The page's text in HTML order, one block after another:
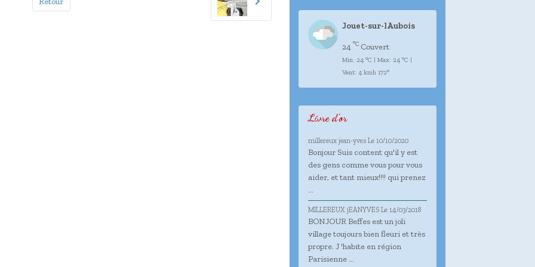
Jouet-sur-lAubois
24 °CCouvert
Min: 24 °C | Max: 24 °C |
Vent: 4 kmh 172°
Livre d'or
millereux jean-yves Le 10/10/2020
Bonjour Suis content qu'il y est
des gens comme vous pour vous
aider, et tant mieux!!!! qui prenez
...
MILLEREUX jEANYVES Le 14/03/2018
BONJOUR Beffes est un joli
village toujours bien fleuri et très
propre. J 'habite en région
Parisienne ...